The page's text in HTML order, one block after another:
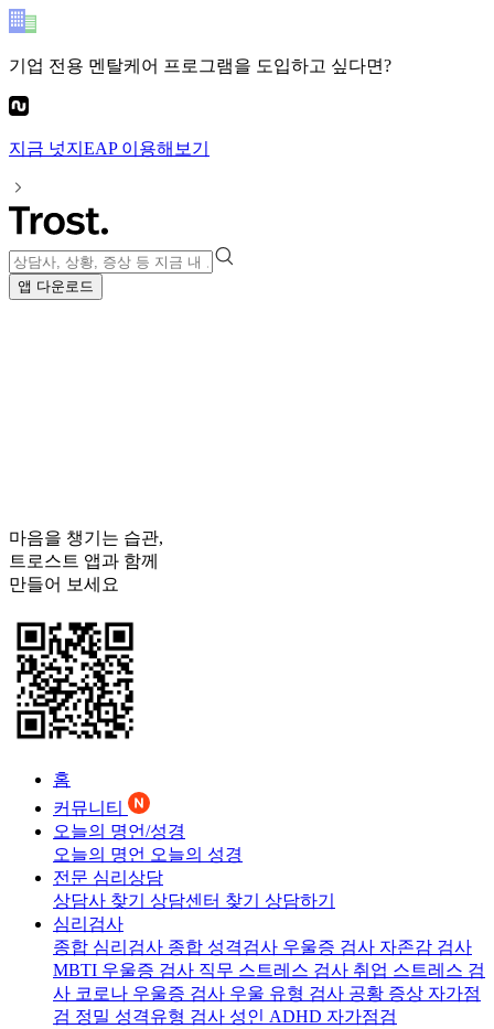
기업 전용 멘탈케어 프로그램을 도입하고 싶다면?
지금 넛지EAP이용해보기
앱 다운로드
마음을 챙기는 습관,
트로스트 앱과 함께
만들어 보세요
홈
커뮤니티
오늘의 명언/성경
오늘의 명언 오늘의 성경
전문 심리상담
상담사 찾기 상담센터 찾기 상담하기
심리검사
종합 심리검사 종합 성격검사 우울증 검사 자존감 검사
MBTI 우울증 검사 직무 스트레스 검사 취업 스트레스 검
사 코로나 우울증 검사 우울 유형 검사 공황 증상 자가점
검 정밀 성격유형 검사 성인 ADHD 자가점검